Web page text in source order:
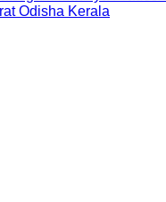
Odisha Kerala